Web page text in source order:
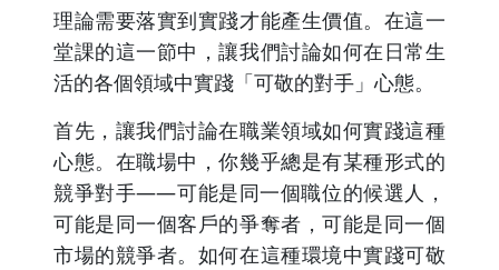
理論需要落實到實踐才能產生價值。在這一
堂課的這一節中，讓我們討論如何在日常生
活的各個領域中實踐「可敬的對手」心態。
首先，讓我們討論在職業領域如何實踐這種
心態。在職場中，你幾乎總是有某種形式的
競爭對手——可能是同一個職位的候選人，
可能是同一個客戶的爭奪者，可能是同一個
市場的競爭者。如何在這種環境中實踐可敬